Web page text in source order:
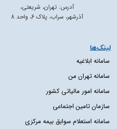
لینک‌ها
سامانه ابلاغیه
سامانه تهران من
سامانه امور مالیاتی کشور
سازمان تامین اجتماعی
سامانه استعلام سوابق بیمه مرکزی
آدرس: تهران، شریعتی،
آذرشهر، سراب، پلاک 6، واحد 8